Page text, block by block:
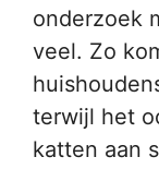
onderzoek
veel. Zo
terwijl het
katten aan